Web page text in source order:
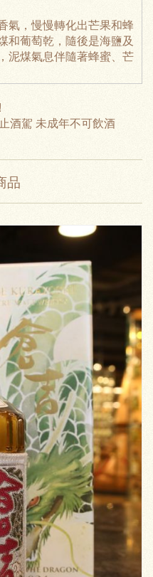
氣，慢慢轉化出芒果和蜂
和葡萄乾，隨後是海鹽及
泥煤氣息伴隨著蜂蜜、芒
酒駕 未成年不可飲酒
品